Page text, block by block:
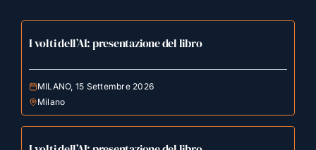
I volti dell’AI: presentazione del libro
MILANO, 15 Settembre 2026
Milano